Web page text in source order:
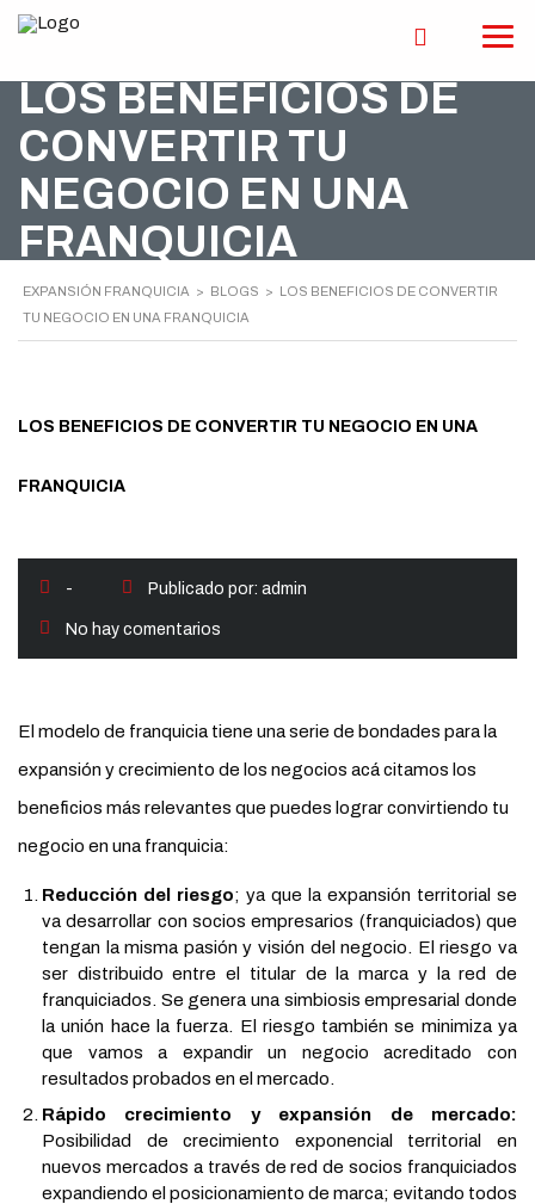
LOS BENEFICIOS DE
CONVERTIR TU
NEGOCIO EN UNA
FRANQUICIA
EXPANSIÓN FRANQUICIA > BLOGS > LOS BENEFICIOS DE CONVERTIR
TU NEGOCIO EN UNA FRANQUICIA
LOS BENEFICIOS DE CONVERTIR TU NEGOCIO EN UNA
FRANQUICIA
- Publicado por: admin
No hay comentarios
El modelo de franquicia tiene una serie de bondades para la
expansión y crecimiento de los negocios acá citamos los
beneficios más relevantes que puedes lograr convirtiendo tu
negocio en una franquicia:
Reducción del riesgo; ya que la expansión territorial se
va desarrollar con socios empresarios (franquiciados) que
tengan la misma pasión y visión del negocio. El riesgo va
ser distribuido entre el titular de la marca y la red de
franquiciados. Se genera una simbiosis empresarial donde
la unión hace la fuerza. El riesgo también se minimiza ya
que vamos a expandir un negocio acreditado con
resultados probados en el mercado.
Rápido crecimiento y expansión de mercado:
Posibilidad de crecimiento exponencial territorial en
nuevos mercados a través de red de socios franquiciados
expandiendo el posicionamiento de marca; evitando todos